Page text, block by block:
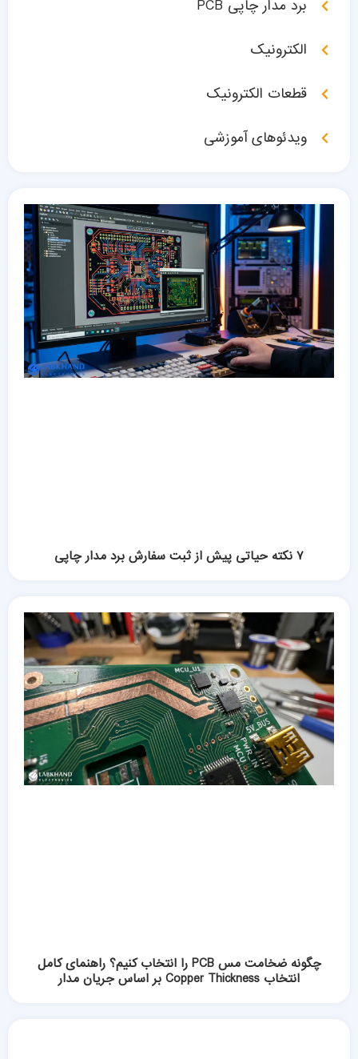
برد مدار چاپی PCB
الکترونیک
قطعات الکترونیک
ویدئوهای آموزشی
۷ نکته حیاتی پیش از ثبت سفارش برد مدار چاپی
چگونه ضخامت مس PCB را انتخاب کنیم؟ راهنمای کامل
انتخاب Copper Thickness بر اساس جریان مدار